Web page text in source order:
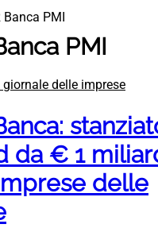
Banca PMI
PMI
delle imprese
da € 1
delle